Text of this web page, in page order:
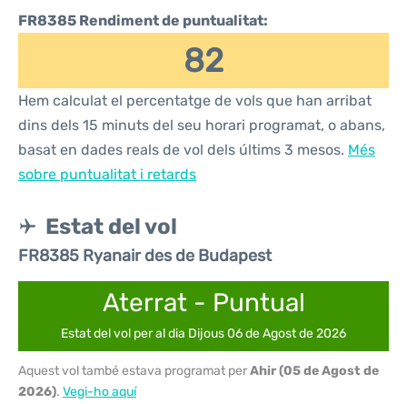
FR8385 Rendiment de puntualitat:
82
Hem calculat el percentatge de vols que han arribat
dins dels 15 minuts del seu horari programat, o abans,
basat en dades reals de vol dels últims 3 mesos. Més
sobre puntualitat i retards
Estat del vol
FR8385 Ryanair des de Budapest
Aterrat - Puntual
Estat del vol per al dia Dijous 06 de Agost de 2026
Aquest vol també estava programat perAhir (05 de Agost de
2026). Vegi-ho aquí